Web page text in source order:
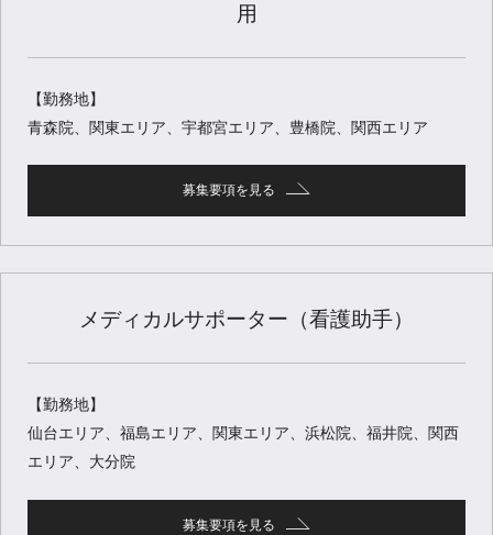
用
【勤務地】
青森院、関東エリア、宇都宮エリア、豊橋院、関西エリア
募集要項を見る
メディカルサポーター（看護助手）
【勤務地】
仙台エリア、福島エリア、関東エリア、浜松院、福井院、関西
エリア、大分院
募集要項を見る